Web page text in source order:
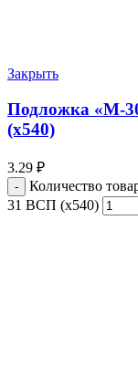
Закрыть
Подложка «М-
(х540)
3.29 ₽
Количество
31 ВСП (х540)